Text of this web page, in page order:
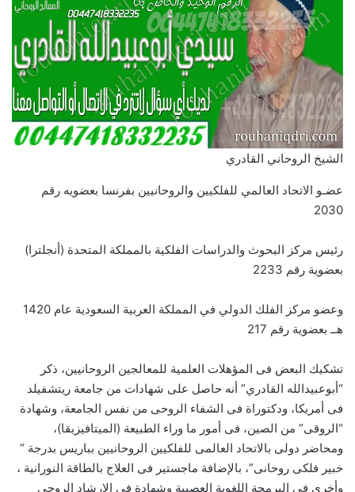
الشيخ الروحاني القادري
عضـو الاتحاد العالمي للفلكيين والروحانيين بفرنسا بعضويه رقم
2030
رئيس مركز البحوث والدراسات الفلكية بالمملكة المتحدة (أنجلترا)
بعضوية رقم 2233
وعضو مركز الفلك الدولي في المملكة العربية السعودية عام 1420
هــ بعضوية رقم 217
تشكيك البعض فى المؤهلات العلمية للمعالجين الروحانيين، ذكر
“أبوعبيدالله القادري” أنه حاصل على شهادات من جامعة ريتشفيلد
فى أمريكا، ودكتوراة فى الشفاء الروحى من نفس الجامعة، وشهادة
“الروقى” من الصين، فى أمور ما وراء الطبيعة (الميتافيزيقا)،
ومحاضر دولى بالاتحاد العالمى للفلكيين الروحانيين بباريس بدرجة “
خبير فلكى روحانى”، بالإضافة ماجستير فى العلاج بالطاقة النورانية ،
وأخرى فى البرمجة اللغوية العصبية وشهادة فى الإرشاد الروحي